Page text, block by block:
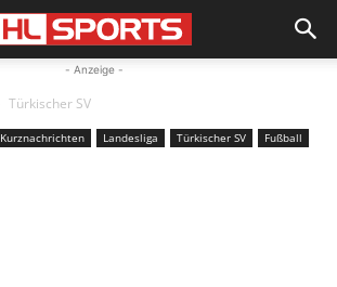
- Anzeige -
Türkischer SV
Kurznachrichten Landesliga Türkischer SV
Fußball